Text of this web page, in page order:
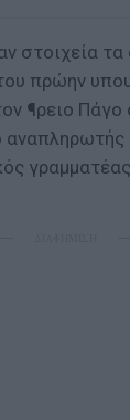
στοιχεία
πρώην
¶ρειο Πάγο